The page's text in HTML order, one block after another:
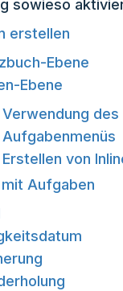
sowieso
erstellen
Ebene
Ebene
Verwendung des
Aufgabenmenüs
Erstellen von
Aufgaben